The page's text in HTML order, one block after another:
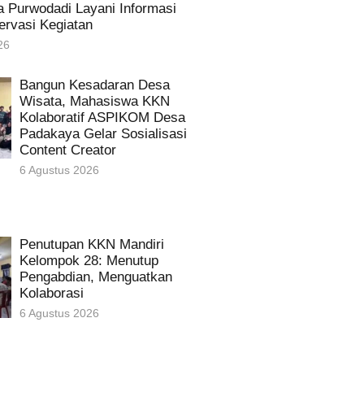
Purwodadi Layani Informasi
Kegiatan
Bangun Kesadaran Desa
Wisata, Mahasiswa KKN
Kolaboratif ASPIKOM Desa
Padakaya Gelar Sosialisasi
Content Creator
6 Agustus 2026
Penutupan KKN Mandiri
Kelompok 28: Menutup
Pengabdian, Menguatkan
Kolaborasi
6 Agustus 2026